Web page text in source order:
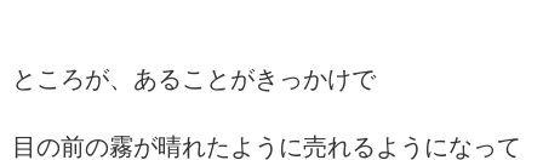
ところが、あることがきっかけで
目の前の霧が晴れたように売れるようになって